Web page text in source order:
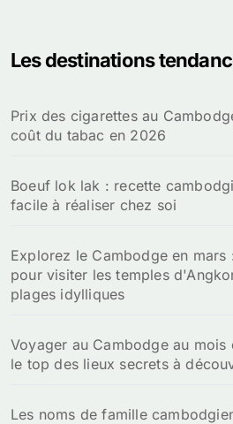
r
e
r
Les destinations
Prix des cigarettes au
coût du tabac en 2026
Boeuf lok lak : recette
facile à réaliser chez soi
Explorez le Cambodge en mars
pour visiter les temples
plages idylliques
Voyager au Cambodge au
le top des lieux secrets à
Les noms de famille